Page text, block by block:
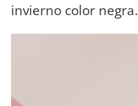
invierno color negra.